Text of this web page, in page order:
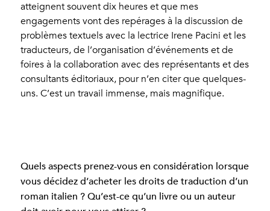
atteignent souvent dix heures et que mes
engagements vont des repérages à la discussion de
problèmes textuels avec la lectrice Irene Pacini et les
traducteurs, de l’organisation d’événements et de
foires à la collaboration avec des représentants et des
consultants éditoriaux, pour n’en citer que quelques-
uns. C’est un travail immense, mais magnifique.
Quels aspects prenez-vous en considération lorsque
vous décidez d’acheter les droits de traduction d’un
roman italien ? Qu’est-ce qu’un livre ou un auteur